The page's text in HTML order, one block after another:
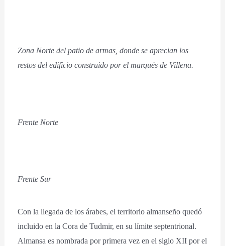
Zona Norte del patio de armas, donde se aprecian los
restos del edificio construido por el marqués de Villena.
Frente Norte
Frente Sur
Con la llegada de los árabes, el territorio almanseño quedó
incluido en la Cora de Tudmir, en su límite septentrional.
Almansa es nombrada por primera vez en el siglo XII por el